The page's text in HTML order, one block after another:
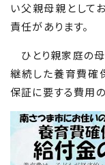
い父親母親として
責任があります。
ひとり親家庭の
継続した養育費確
保証に要する費用